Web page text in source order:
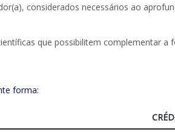
considerados necessários ao
que possibilitem complementar a
forma: